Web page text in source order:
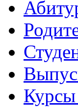
Курсы